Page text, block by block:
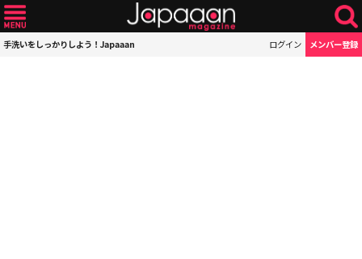
手洗いをしっかりしよう！Japaaan ログイン メンバー登録